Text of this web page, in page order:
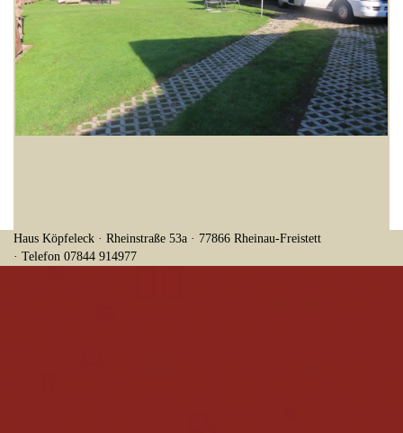
Haus Köpfeleck · Rheinstraße 53a · 77866 Rheinau-Freistett
· Telefon 07844 914977